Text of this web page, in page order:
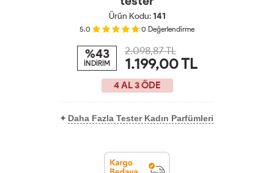
Ürün Kodu:141
5.0 0 Değerlendirme
%43
İNDİRİM
2.098,87 TL
1.199,00TL
4 AL 3 ÖDE
+ Daha Fazla Tester Kadın Parfümleri